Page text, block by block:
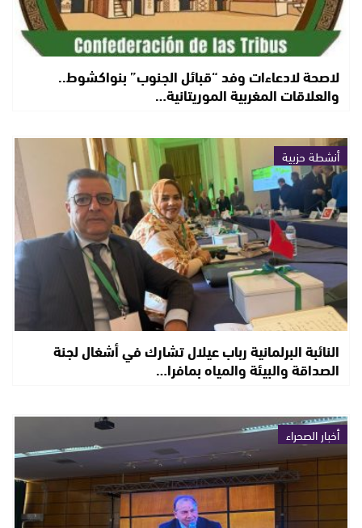
لاصحة لادعاءات وفد “قبائل الجنوب” بنواكشوط..
والعلاقات المغربية الموريتانية…
أنشطة حزبية
النائبة البرلمانية رباب عيلال تشارك في أشغال لجنة
الصداقة والبيئة والمياه بمافرا…
أخبار الصحراء